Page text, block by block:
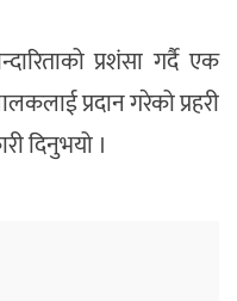
प्रशंसा गर्दै एक
प्रदान गरेको प्रहरी
दिनुभयो ।